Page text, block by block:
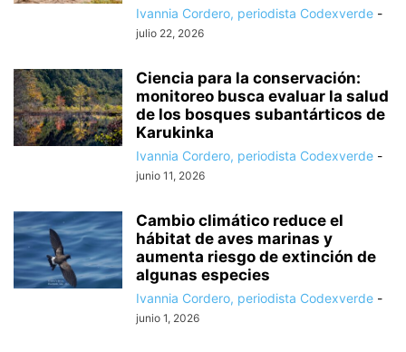
Ivannia Cordero, periodista Codexverde -
julio 22, 2026
Ciencia para la conservación:
monitoreo busca evaluar la salud
de los bosques subantárticos de
Karukinka
Ivannia Cordero, periodista Codexverde -
junio 11, 2026
Cambio climático reduce el
hábitat de aves marinas y
aumenta riesgo de extinción de
algunas especies
Ivannia Cordero, periodista Codexverde -
junio 1, 2026